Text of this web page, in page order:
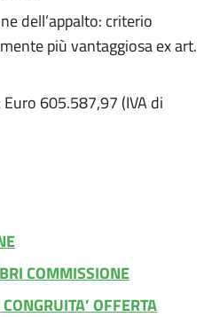
dell’appalto: criterio
più vantaggiosa ex art.
605.587,97 (IVA di
COMMISSIONE
OFFERTA